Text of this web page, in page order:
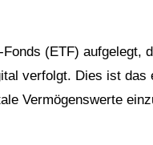
(ETF) aufgelegt,
verfolgt. Dies ist das
Vermögenswerte